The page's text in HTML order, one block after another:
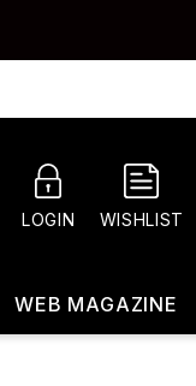
LOGIN WISHLIST
WEB MAGAZINE